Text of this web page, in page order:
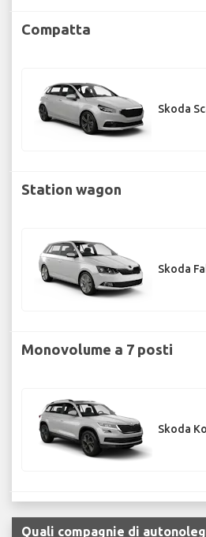
Compatta
Skoda
Station wagon
Skoda
Monovolume a 7 posti
Skoda
Quali compagnie di